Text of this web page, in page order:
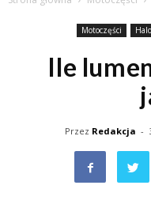
Motoczęści
Ile
Przez Redakcja -